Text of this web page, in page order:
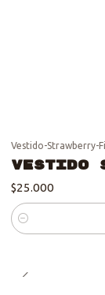
Vestido-Strawberry-
Vestido
$25.000
Cantidad